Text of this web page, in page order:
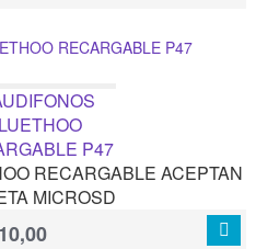
RECARGABLE P47
RECARGABLE ACEPTAN
MICROSD